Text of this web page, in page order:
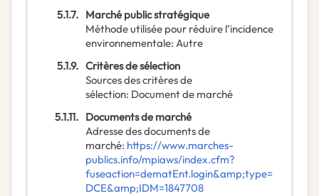
5.1.7. Marché public stratégique
Méthode utilisée pour réduire l’incidence
environnementale: Autre
5.1.9. Critères de sélection
Sources des critères de
sélection: Document de marché
5.1.11. Documents de marché
Adresse des documents de
marché: https://www.marches-
publics.info/mpiaws/index.cfm?
fuseaction=dematEnt.login&amp;type=
DCE&amp;IDM=1847708